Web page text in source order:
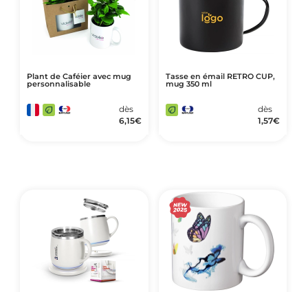
Plant de Caféier avec mug
personnalisable
dès
6,15€
Tasse en émail RETRO CUP,
mug 350 ml
dès
1,57€